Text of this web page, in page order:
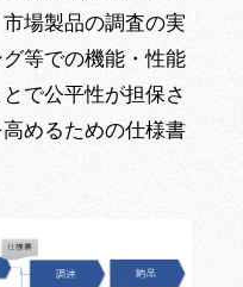
場製品の調査の実
等での機能・性能
で公平性が担保さ
めるための仕様書